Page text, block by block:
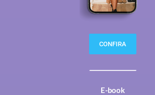
CONFIRA
E-book